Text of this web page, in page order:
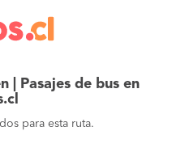
| Pasajes de bus en
para esta ruta.